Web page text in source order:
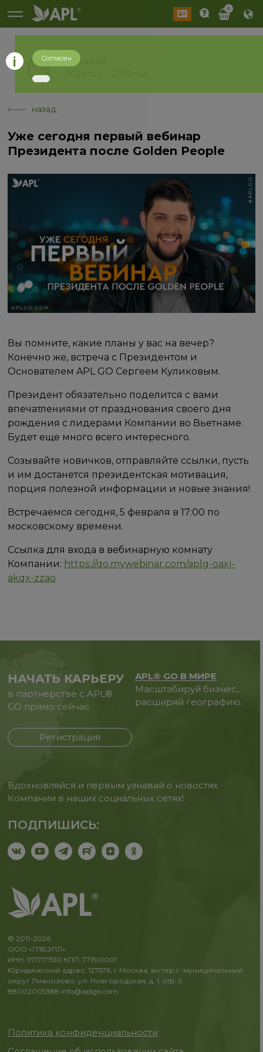
0
История
назад
Уже сегодня первый вебинар
Президента после Golden People
Вы помните, какие планы у вас на вечер?
Конечно же, встреча с Президентом и
Основателем APL GO Сергеем Куликовым.
Президент обязательно поделится с вами
впечатлениями от празднования своего дня
рождения с лидерами Компании во Вьетнаме.
Будет еще много всего интересного.
Созывайте новичков, отправляйте ссылки, пусть
и им достанется президентская мотивация,
порция полезной информации и новые знания!
Встречаемся сегодня, 5 февраля в 17:00 по
московскому времени.
Ссылка для входа в вебинарную комнату
Компании:​​ https://qo.mywebinar.com/aplg-oaxj-
akqx-zzao
НАЧАТЬ КАРЬЕРУ
в партнерстве с APL®
GO прямо сейчас
Регистрация
APL® GO В МИРЕ
Масштабируй бизнес,
расширяй географию.
Вдохновляйся и первым узнавай о новостях
Компании в наших социальных сетях!
ПОДПИШИСЬ:
© 2011-2026
ООО «ГЛБЭПЛ»
ИНН: 9717171510 КПП: 771501001
Юридический адрес: 127576, г.Москва, вн.тер.г. муниципальный
округ Лианозово, ул. Новгородская, д. 1, стр. 5
88002005388 info@aplgo.com
Политика конфиденциальности
Согласен